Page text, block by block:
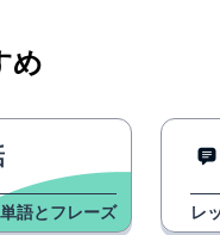
め
単語とフレーズ レ